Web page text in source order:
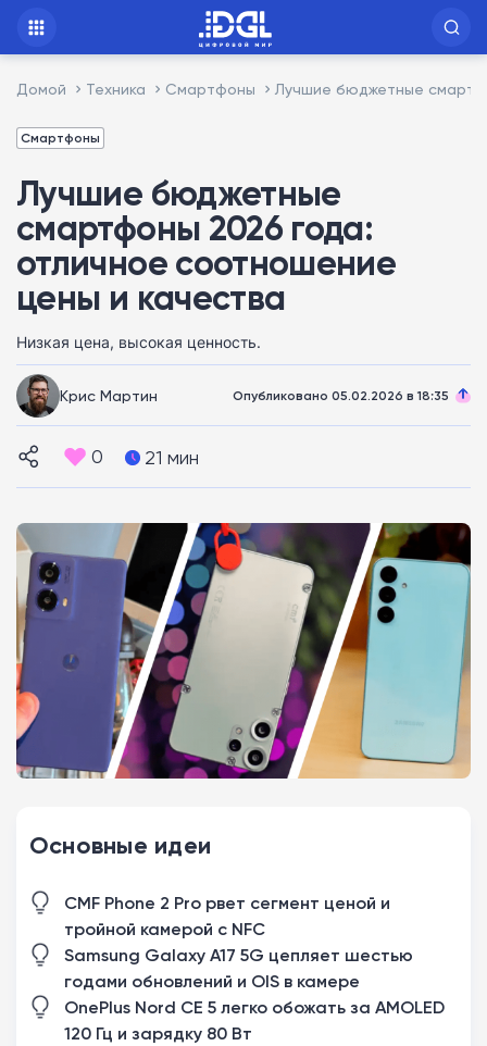
Домой Техника Смартфоны Лучшие бюджетные
Смартфоны
Лучшие бюджетные
смартфоны 2026 года:
отличное соотношение
цены и качества
Низкая цена, высокая ценность.
Крис Мартин Опубликовано 05.02.2026 в 18:35
0 21 мин
Основные идеи
CMF Phone 2 Pro рвет сегмент ценой и
тройной камерой с NFC
Samsung Galaxy A17 5G цепляет шестью
годами обновлений и OIS в камере
OnePlus Nord CE 5 легко обожать за AMOLED
120 Гц и зарядку 80 Вт